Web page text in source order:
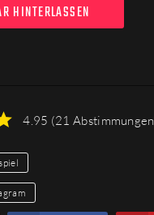
HINTERLASSEN
4.95 (21 Abstimmungen